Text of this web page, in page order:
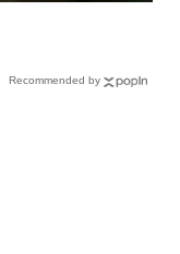
Recommended by